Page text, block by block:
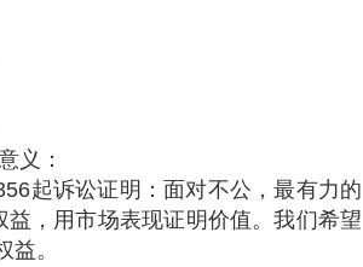
义：
起诉讼证明：面对不公，最有力的
，用市场表现证明价值。我们希望
。